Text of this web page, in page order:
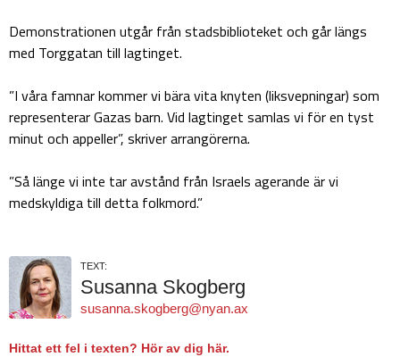
Demonstrationen utgår från stadsbiblioteket och går längs
med Torggatan till lagtinget.
”I våra famnar kommer vi bära vita knyten (liksvepningar) som
representerar Gazas barn. Vid lagtinget samlas vi för en tyst
minut och appeller”, skriver arrangörerna.
”Så länge vi inte tar avstånd från Israels agerande är vi
medskyldiga till detta folkmord.”
TEXT:
Susanna Skogberg
susanna.skogberg@nyan.ax
Hittat ett fel i texten? Hör av dig här.